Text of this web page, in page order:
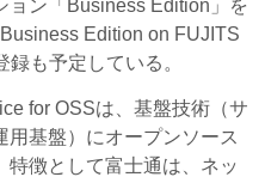
ョン「Business Edition」を
Edition on FUJITS
も予定している。
for OSSは、基盤技術（サ
基盤）にオープンソース
特徴として富士通は、ネッ